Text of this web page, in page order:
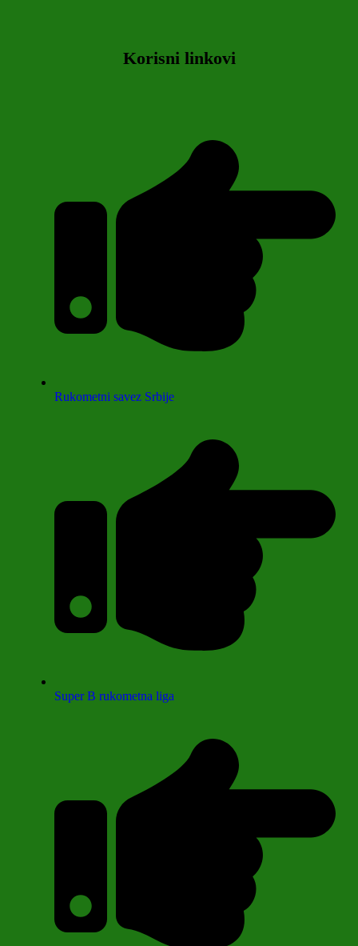
Korisni linkovi
Rukometni savez Srbije
Super B rukometna liga